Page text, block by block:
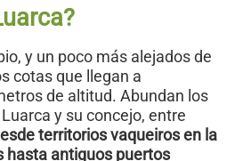
y un poco más alejados de
cotas que llegan a
de altitud. Abundan los
y su concejo, entre
territorios vaqueiros en la
hasta antiguos puertos